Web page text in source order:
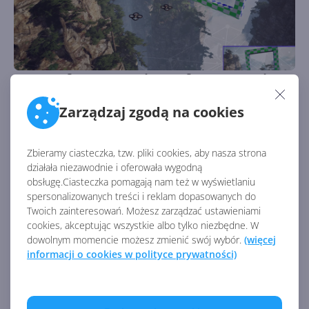
Zarządzaj zgodą na cookies
Zbieramy ciasteczka, tzw. pliki cookies, aby nasza strona
działała niezawodnie i oferowała wygodną
obsługę.Ciasteczka pomagają nam też w wyświetlaniu
spersonalizowanych treści i reklam dopasowanych do
Twoich zainteresowań. Możesz zarządzać ustawieniami
cookies, akceptując wszystkie albo tylko niezbędne. W
dowolnym momencie możesz zmienić swój wybór. (więcej
informacji o cookies w polityce prywatności)
Game of Drones. Microsoft prezentuje
wyścigi dronów w symulatorze AirSim
Autor: Krzysztof SulikowskiOpublikowano:6.12.2019, 19:03
Liczba odsłon:
Z biegiem czasu Microsoft chce ulepszać możliwości
AirSim, aby symulator przynosił więcej korzyści w świecie
rzeczywistym.